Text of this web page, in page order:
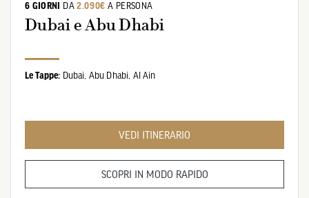
6 GIORNI DA2.090€ A PERSONA
Dubai e Abu Dhabi
Le Tappe: Dubai, Abu Dhabi, Al Ain
VEDI ITINERARIO
SCOPRI IN MODO RAPIDO